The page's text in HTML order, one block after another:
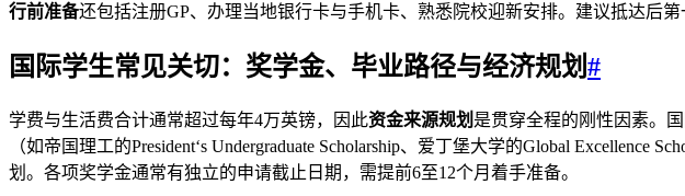
行前准备还包括注册GP、办理当地银行卡与手机卡、熟悉院校迎新安排。建议抵达后
国际学生常见关切： 奖学金、毕业路径与经济规划#
学费与生活费合计通常超过每年4万英镑，因此资金来源规划 是贯穿全程的刚性因素。
（如帝国理工的President‘s Undergraduate Scholarship、爱丁堡大学的Global
划。各项奖学金通常有独立的申请截止日期，需提前6至12个月着手准备。